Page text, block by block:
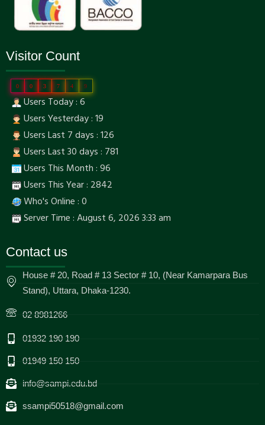
Visitor Count
0 0 3 7 4 9
Users Today : 6
Users Yesterday : 19
Users Last 7 days : 126
Users Last 30 days : 781
Users This Month : 96
Users This Year : 2842
Who's Online : 0
Server Time : August 6, 2026 3:33 am
Contact us
House # 20, Road # 13 Sector # 10, (Near Kamarpara Bus
Stand), Uttara, Dhaka-1230.
02 8981266
01932 190 190
01949 150 150
info@sampi.edu.bd
ssampi50518@gmail.com